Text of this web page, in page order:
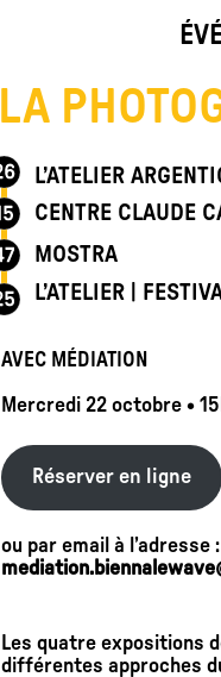
LA
L’ATELIER
CENTRE CLAUDE
MOSTRA
L’ATELIER |
AVEC MÉDIATION
Mercredi 22 octobre •
Réserver en ligne
ou par email à l’adresse :
Les quatre expositions
différentes approches